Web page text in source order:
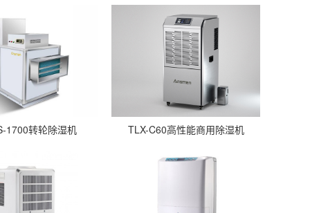
1700转轮除湿机 TLX-C60高性能商用除湿机